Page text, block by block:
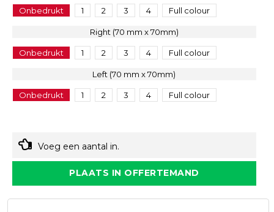
Onbedrukt 1 2 3 4 Full colour
Right (70 mm x 70mm)
Onbedrukt 1 2 3 4 Full colour
Left (70 mm x 70mm)
Onbedrukt 1 2 3 4 Full colour
Voeg een aantal in.
PLAATS IN OFFERTEMAND